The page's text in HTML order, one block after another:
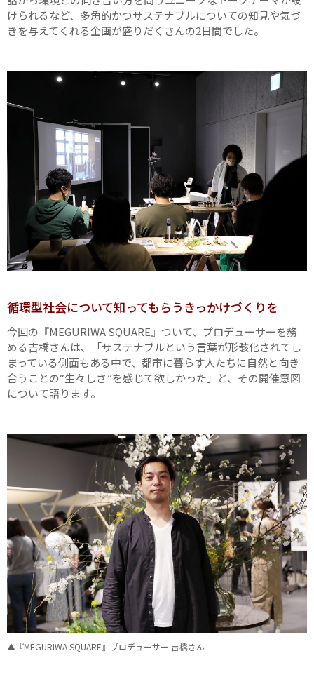
けられるなど、多角的かつサステナブルについての知見や気づ
きを与えてくれる企画が盛りだくさんの2日間でした。
循環型社会について知ってもらうきっかけづくりを
今回の『MEGURIWA SQUARE』ついて、プロデューサーを務
める吉橋さんは、「サステナブルという言葉が形骸化されてし
まっている側面もある中で、都市に暮らす人たちに自然と向き
合うことの“生々しさ”を感じて欲しかった」と、その開催意図
について語ります。
▲『MEGURIWA SQUARE』プロデューサー 吉橋さん